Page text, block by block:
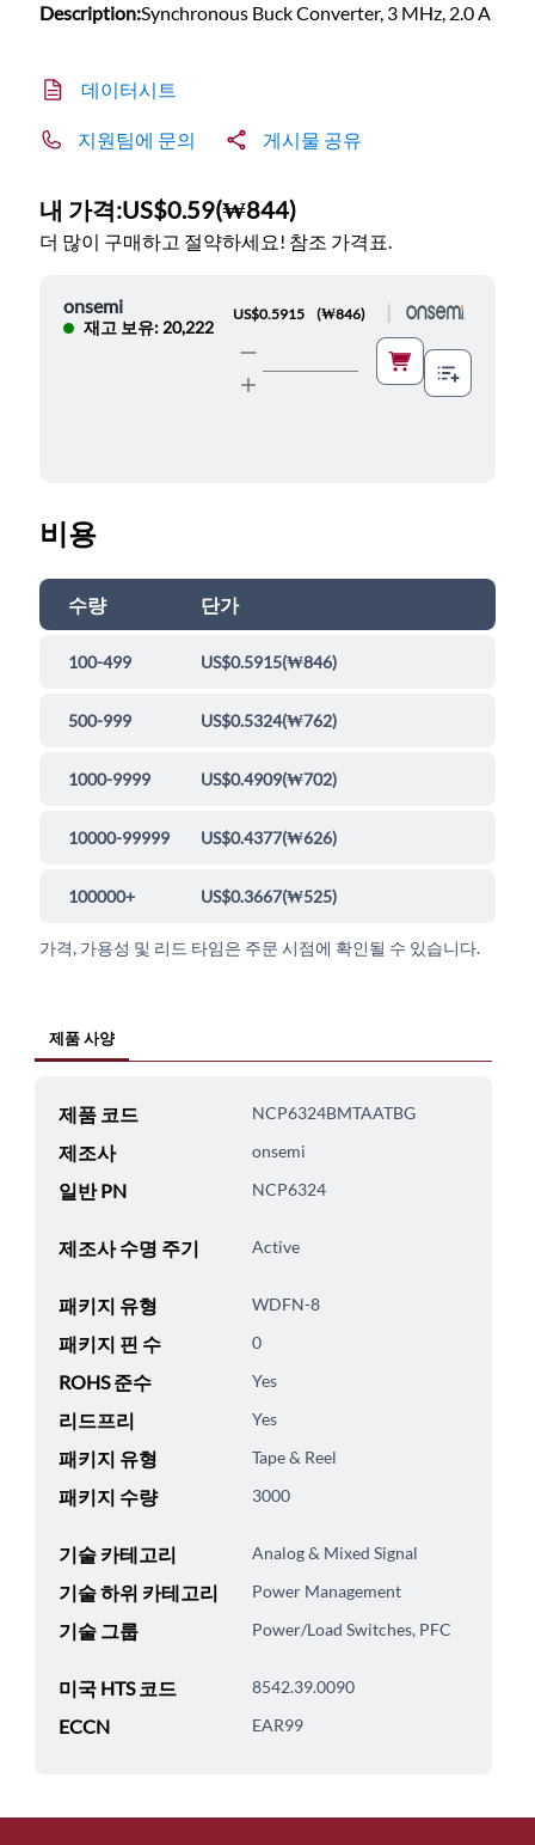
Description:Synchronous Buck Converter, 3 MHz, 2.0 A
데이터시트
지원팀에 문의 게시물 공유
내 가격:US$0.59(₩844)
더 많이 구매하고 절약하세요! 참조 가격표.
onsemi
재고 보유: 20,222
US$0.5915 (₩846)
비용
수량 단가
100-499 US$0.5915(₩846)
500-999 US$0.5324(₩762)
1000-9999 US$0.4909(₩702)
10000-99999 US$0.4377(₩626)
100000+ US$0.3667(₩525)
가격, 가용성 및 리드 타임은 주문 시점에 확인될 수 있습니다.
제품 사양
제품 코드 NCP6324BMTAATBG
제조사 onsemi
일반 PN NCP6324
제조사 수명 주기 Active
패키지 유형 WDFN-8
패키지 핀 수 0
ROHS 준수 Yes
리드프리 Yes
패키지 유형 Tape & Reel
패키지 수량 3000
기술 카테고리 Analog & Mixed Signal
기술 하위 카테고리 Power Management
기술 그룹 Power/Load Switches, PFC
미국 HTS 코드 8542.39.0090
ECCN EAR99